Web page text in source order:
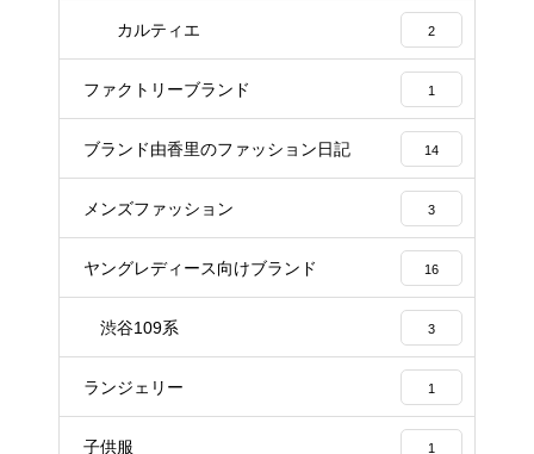
カルティエ 2
ファクトリーブランド 1
ブランド由香里のファッション日記 14
メンズファッション 3
ヤングレディース向けブランド 16
渋谷109系 3
ランジェリー 1
子供服 1